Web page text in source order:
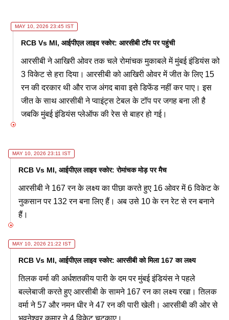
MAY 10, 2026 23:45 IST
RCB Vs MI, आईपीएल लाइव स्कोर: आरसीबी टॉप पर पहुंची
आरसीबी ने आखिरी ओवर तक चले रोमांचक मुकाबले में मुंबई इंडियंस को
3 विकेट से हरा दिया। आरसीबी को आखिरी ओवर में जीत के लिए 15
रन की दरकार थी और राज अंगद बावा इसे डिफेंड नहीं कर पाए। इस
जीत के साथ आरसीबी ने प्वाइंट्स टेबल के टॉप पर जगह बना ली है
जबकि मुंबई इंडियंस प्लेऑफ की रेस से बाहर हो गई।
MAY 10, 2026 23:11 IST
RCB Vs MI, आईपीएल लाइव स्कोर: रोमांचक मोड़ पर मैच
आरसीबी ने 167 रन के लक्ष्य का पीछा करते हुए 16 ओवर में 6 विकेट के
नुकसान पर 132 रन बना लिए हैं। अब उसे 10 के रन रेट से रन बनाने
हैं।
MAY 10, 2026 21:22 IST
RCB Vs MI, आईपीएल लाइव स्कोर: आरसीबी को मिला 167 का लक्ष्य
तिलक वर्मा की अर्धशतकीय पारी के दम पर मुंबई इंडियंस ने पहले
बल्लेबाजी करते हुए आरसीबी के सामने 167 रन का लक्ष्य रखा। तिलक
वर्मा ने 57 और नमन धीर ने 47 रन की पारी खेली। आरसीबी की ओर से
भुवनेश्वर कुमार ने 4 विकेट चटकाए।